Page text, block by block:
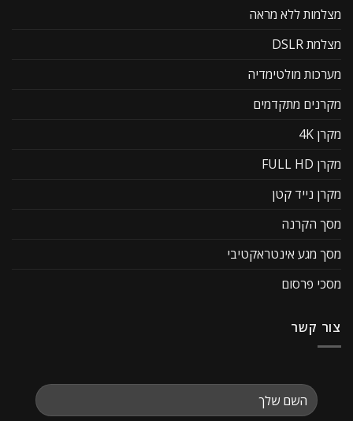
מצלמות ללא מראה
מצלמת DSLR
מערכות מולטימדיה
מקרנים מתקדמים
מקרן 4K
מקרן FULL HD
מקרן נייד קטן
מסך הקרנה
מסך מגע אינטראקטיבי
מסכי פרסום
צור קשר